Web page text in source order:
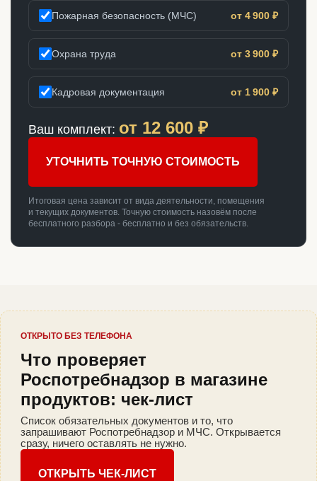
Пожарная безопасность (МЧС) от 4 900 ₽
Охрана труда от 3 900 ₽
Кадровая документация от 1 900 ₽
Ваш комплект: от 12 600 ₽
УТОЧНИТЬ ТОЧНУЮ СТОИМОСТЬ
Итоговая цена зависит от вида деятельности, помещения
и текущих документов. Точную стоимость назовём после
бесплатного разбора - бесплатно и без обязательств.
ОТКРЫТО БЕЗ ТЕЛЕФОНА
Что проверяет
Роспотребнадзор в магазине
продуктов: чек-лист
Список обязательных документов и то, что
запрашивают Роспотребнадзор и МЧС. Открывается
сразу, ничего оставлять не нужно.
ОТКРЫТЬ ЧЕК-ЛИСТ